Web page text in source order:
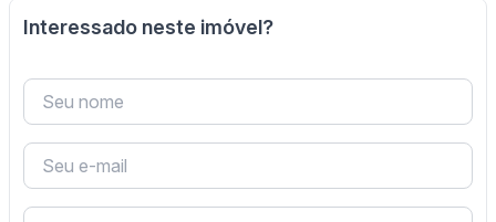
Interessado neste imóvel?